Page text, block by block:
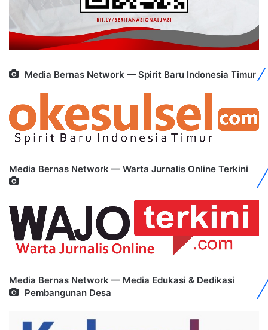
Media Bernas Network — Spirit Baru Indonesia Timur
Media Bernas Network — Warta Jurnalis Online Terkini
Media Bernas Network — Media Edukasi & Dedikasi
Pembangunan Desa